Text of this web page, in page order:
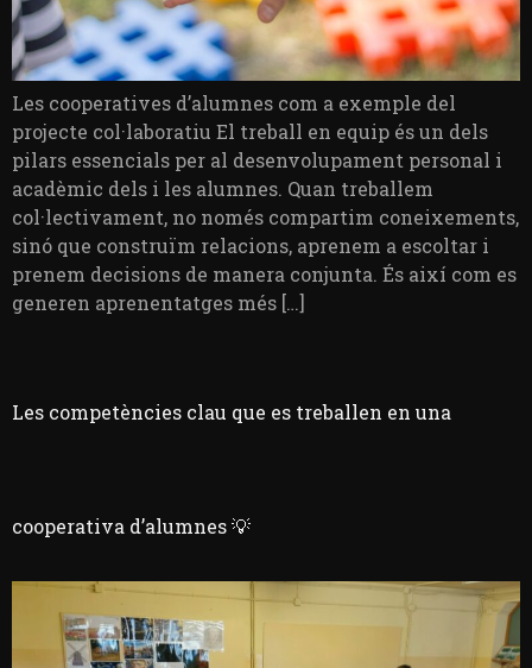
Les cooperatives d’alumnes com a exemple del
projecte col·laboratiu El treball en equip és un dels
pilars essencials per al desenvolupament personal i
acadèmic dels i les alumnes. Quan treballem
col·lectivament, no només compartim coneixements,
sinó que construïm relacions, aprenem a escoltar i
prenem decisions de manera conjunta. És així com es
generen aprenentatges més […]
Les competències clau que es treballen en una
cooperativa d’alumnes 💡